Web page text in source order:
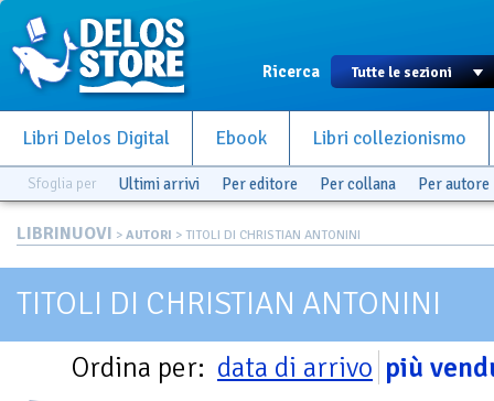
Ricerca
Libri Delos Digital Ebook Libri collezionismo
Sfoglia per Ultimi arrivi Per editore Per collana Per autore
LIBRINUOVI > AUTORI > TITOLI DI CHRISTIAN ANTONINI
TITOLI DI CHRISTIAN ANTONINI
Ordina per: data di arrivo più